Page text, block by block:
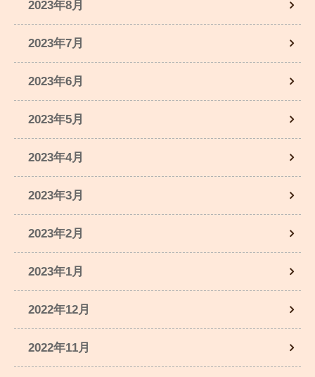
2023年8月
2023年7月
2023年6月
2023年5月
2023年4月
2023年3月
2023年2月
2023年1月
2022年12月
2022年11月